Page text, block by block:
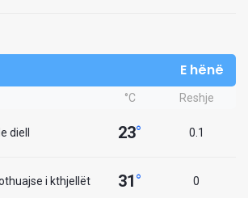
E hënë
°C Reshje
diell 23° 0.1
i kthjellët 31° 0